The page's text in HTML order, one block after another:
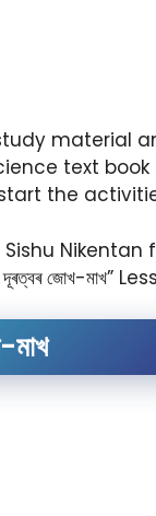
study material
text book
start the
Sishu
জোখ-মাখ”